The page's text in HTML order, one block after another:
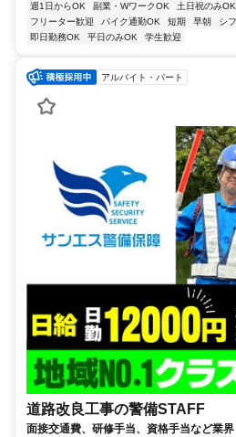
週1日からOK
副業・WワークOK 土日祝のみOK
フリーター歓迎
バイク通勤OK 短期 早朝 シ
即日勤務OK
平日のみOK 学生歓迎
アルバイト・パート
道路改良工事の警備STAFF
面接交通費、研修手当、資格手当など業